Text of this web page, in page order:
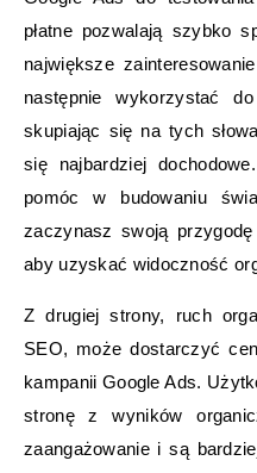
płatne pozwalają szybko
największe
następnie wykorzystać
skupiając się na tych
się najbardziej
pomóc w budowaniu
zaczynasz swoją
aby uzyskać widoczność
Z drugiej strony, ruch
SEO, może dostarczyć
kampanii Google Ads.
stronę z wyników
zaangażowanie i są